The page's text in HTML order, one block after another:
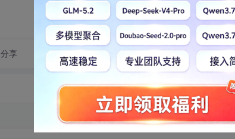
分享 转发到动态 举报